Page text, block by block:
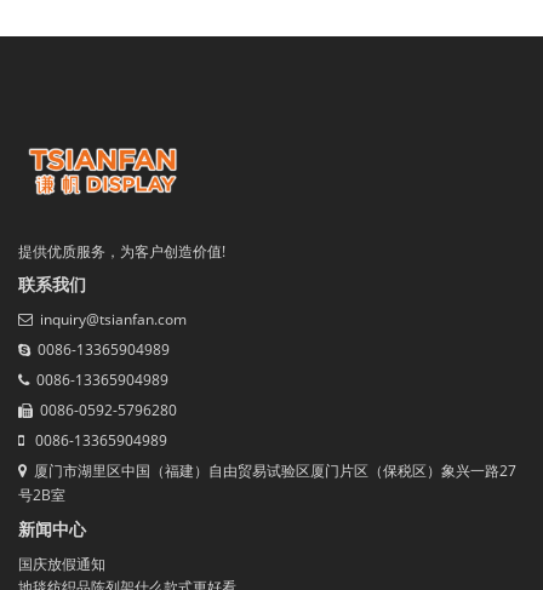
提供优质服务，为客户创造价值!
联系我们
inquiry@tsianfan.com
0086-13365904989
0086-13365904989
0086-0592-5796280
0086-13365904989
厦门市湖里区中国（福建）自由贸易试验区厦门片区（保税区）象兴一路27
号2B室
新闻中心
国庆放假通知